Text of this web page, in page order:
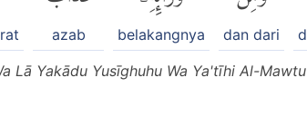
dan dari
belakangnya
azab
Lā Yakādu Yusīghuhu Wa Ya'tīhi Al-